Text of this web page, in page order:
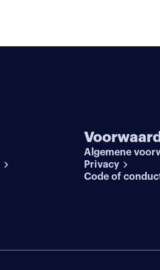
Algemene
Privacy
Code of